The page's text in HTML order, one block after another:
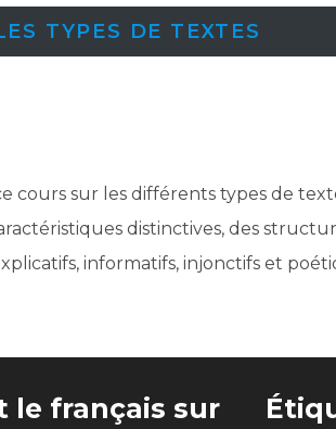
TYPES DE TEXTES
cours sur les différents types de
distinctives, des
informatifs, injonctifs et
le français sur